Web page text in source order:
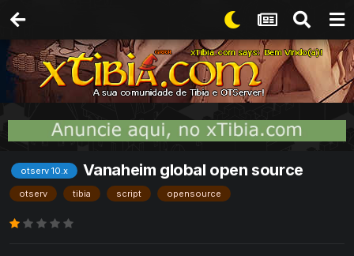
otserv 10.x Vanaheim global open source
otserv tibia script opensource